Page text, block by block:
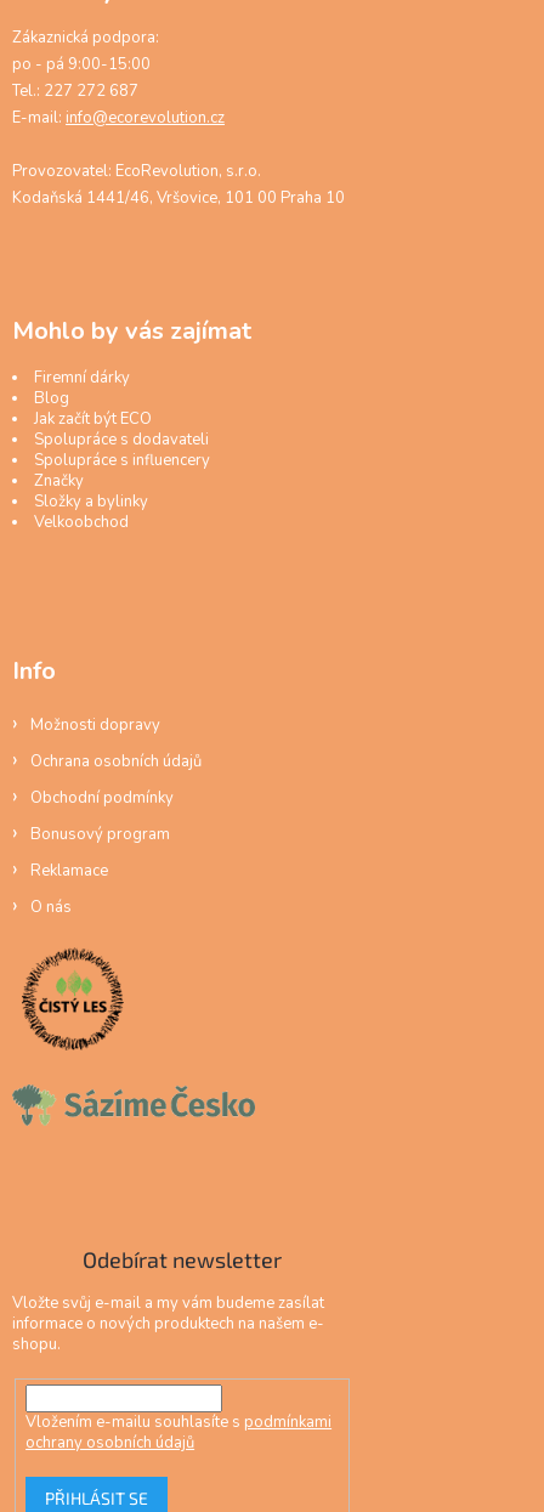
Zákaznická podpora:
po - pá 9:00-15:00
Tel.: 227 272 687
E-mail: info@ecorevolution.cz
Provozovatel: EcoRevolution, s.r.o.
Kodaňská 1441/46, Vršovice, 101 00 Praha 10
Mohlo by vás zajímat
Firemní dárky
Blog
Jak začít být ECO
Spolupráce s dodavateli
Spolupráce s influencery
Značky
Složky a bylinky
Velkoobchod
Info
Možnosti dopravy
Ochrana osobních údajů
Obchodní podmínky
Bonusový program
Reklamace
O nás
Odebírat newsletter
Vložte svůj e-mail a my vám budeme zasílat
informace o nových produktech na našem e-
shopu.
Vložením e-mailu souhlasíte s podmínkami
ochrany osobních údajů
PŘIHLÁSIT SE